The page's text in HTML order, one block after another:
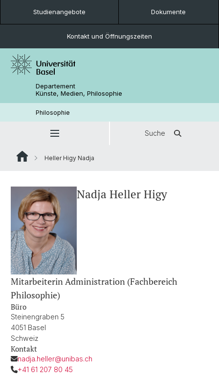
Studienangebote Dokumente
Kontakt und Öffnungszeiten
Departement
Künste, Medien, Philosophie
Philosophie
Suche
Heller Higy Nadja
Nadja Heller Higy
Mitarbeiterin Administration (Fachbereich
Philosophie)
Büro
Steinengraben 5
4051 Basel
Schweiz
Kontakt
nadja.heller@unibas.ch
+41 61 207 80 45